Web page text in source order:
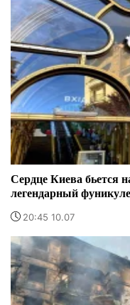
Сердце Киева бьется
легендарный
20:45 10.07